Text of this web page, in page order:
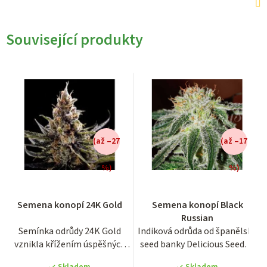
Související produkty
Semena konopí 24K Gold
Semínka odrůdy 24K Gold
vznikla křížením úspěšných
hodnocení
je
3,1
z
(až –27
%)
Semena konopí Black
Russian
Indiková odrůda od španělské
seed banky Delicious Seeds s
hodnocení
produktu
je
3,8
z
(až –17
%)